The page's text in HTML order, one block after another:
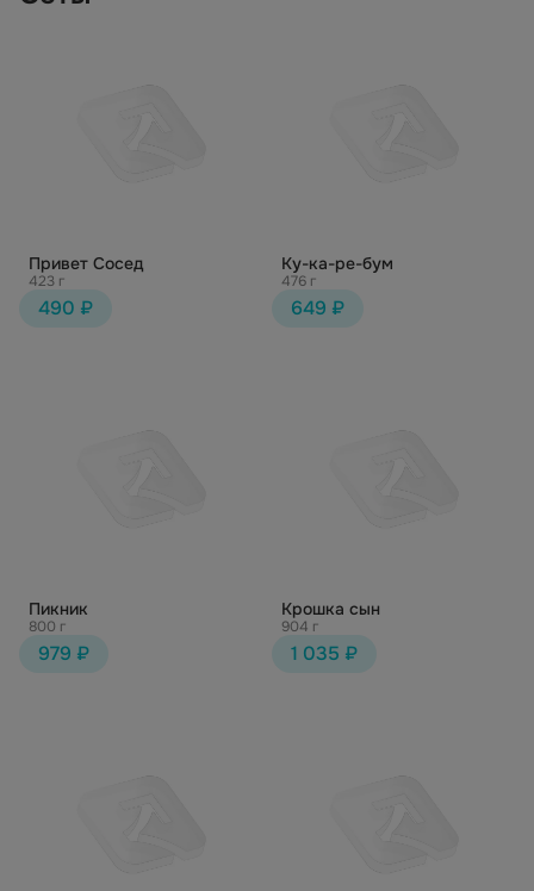
Привет Сосед
423 г
490 ₽
Ку-ка-ре-бум
476 г
649 ₽
Пикник
800 г
979 ₽
Крошка сын
904 г
1 035 ₽